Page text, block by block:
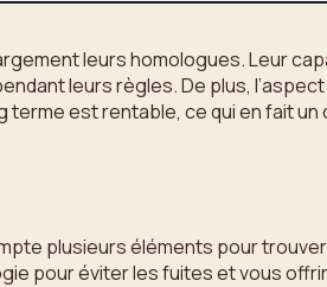
leurs homologues. Leur
leurs règles. De plus,
est rentable, ce qui en fait
plusieurs éléments pour
pour éviter les fuites et vous